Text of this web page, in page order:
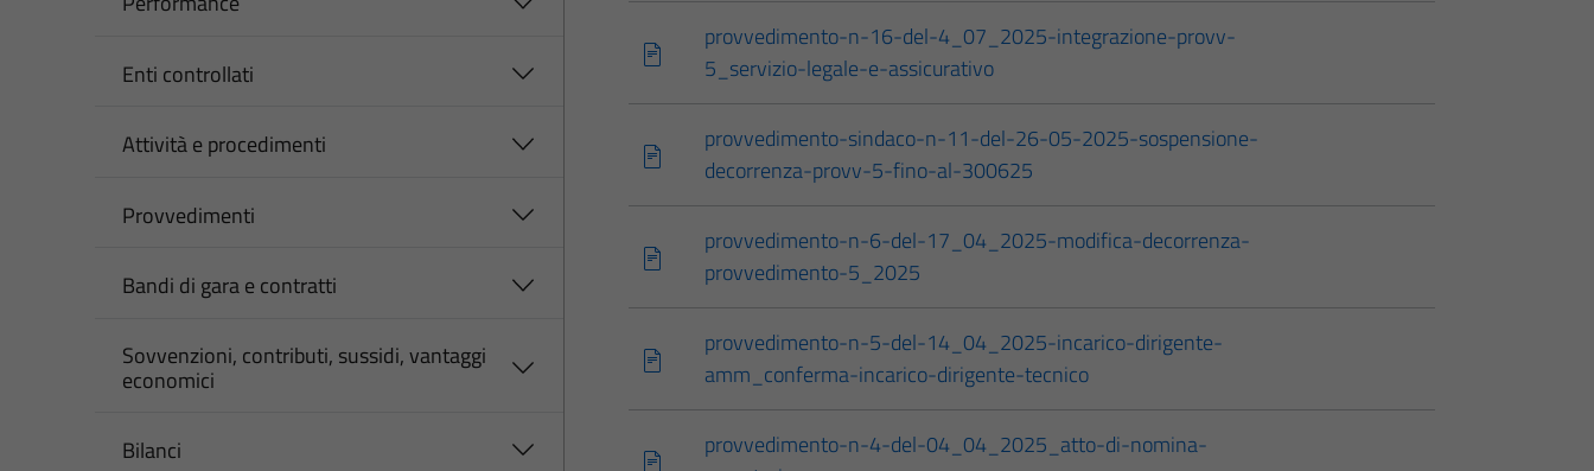
Enti controllati
Attività e procedimenti
Provvedimenti
Bandi di gara e contratti
Sovvenzioni, contributi, sussidi, vantaggi
economici
Bilanci
provvedimento-n-16-del-4_07_2025-integrazione-provv-
5_servizio-legale-e-assicurativo
provvedimento-sindaco-n-11-del-26-05-2025-sospensione-
decorrenza-provv-5-fino-al-300625
provvedimento-n-6-del-17_04_2025-modifica-decorrenza-
provvedimento-5_2025
provvedimento-n-5-del-14_04_2025-incarico-dirigente-
amm_conferma-incarico-dirigente-tecnico
provvedimento-n-4-del-04_04_2025_atto-di-nomina-